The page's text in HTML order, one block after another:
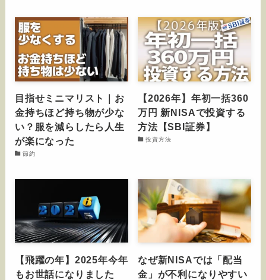
目指せミニマリスト｜お
金持ちほど持ち物が少な
い？服を減らしたら人生
が楽になった
節約
【2026年】年初一括360
万円 新NISAで投資する
方法【SBI証券】
投資方法
【飛躍の年】2025年今年
もお世話になりました
なぜ新NISAでは「配当
金」が不利になりやすい